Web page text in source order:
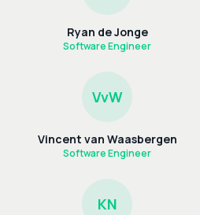
Ryan de Jonge
Software Engineer
VvW
Vincent van Waasbergen
Software Engineer
KN